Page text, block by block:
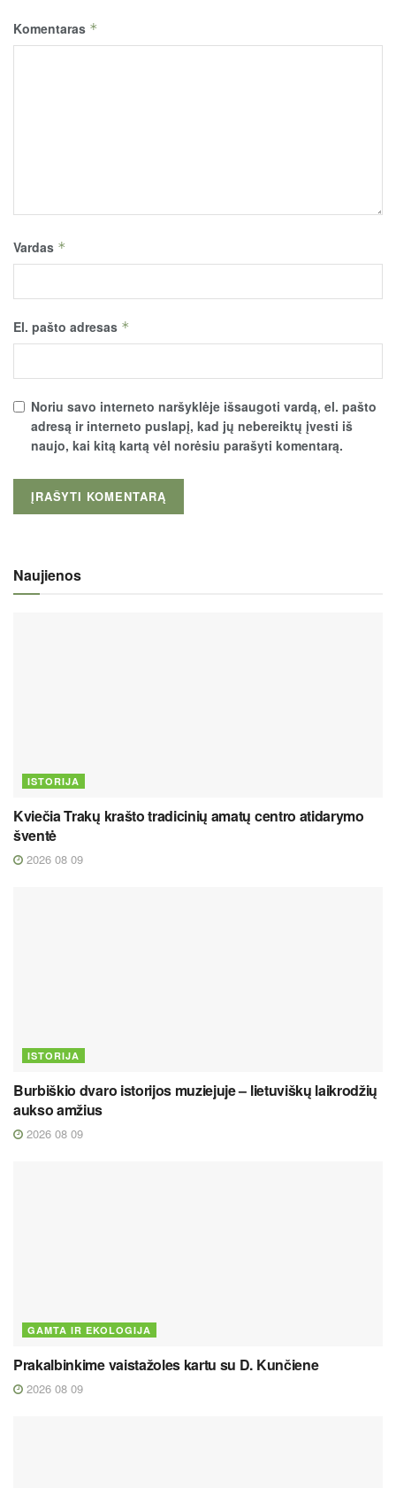
Komentaras *
Vardas *
El. pašto adresas *
Noriu savo interneto naršyklėje išsaugoti vardą, el. pašto
adresą ir interneto puslapį, kad jų nebereiktų įvesti iš
naujo, kai kitą kartą vėl norėsiu parašyti komentarą.
Naujienos
ISTORIJA
Kviečia Trakų krašto tradicinių amatų centro atidarymo
šventė
2026 08 09
ISTORIJA
Burbiškio dvaro istorijos muziejuje – lietuviškų laikrodžių
aukso amžius
2026 08 09
GAMTA IR EKOLOGIJA
Prakalbinkime vaistažoles kartu su D. Kunčiene
2026 08 09